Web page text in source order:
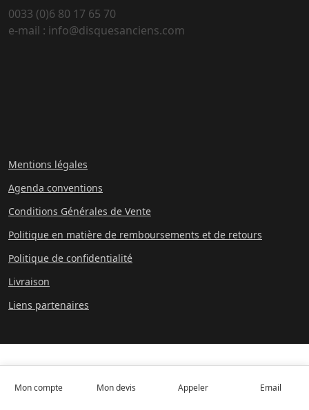
0033 (0)6 80 17 65 70
e-mail : info@disquesanciens.com
Mentions légales
Agenda conventions
Conditions Générales de Vente
Politique en matière de remboursements et de retours
Politique de confidentialité
Livraison
Liens partenaires
Mon compte Mon devis Appeler Email